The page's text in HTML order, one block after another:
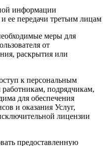
информации
ее передачи третьим лицам
меры для
от
раскрытия или
к персональным
подрядчикам,
для обеспечения
и оказания Услуг,
лицензии
предоставленную